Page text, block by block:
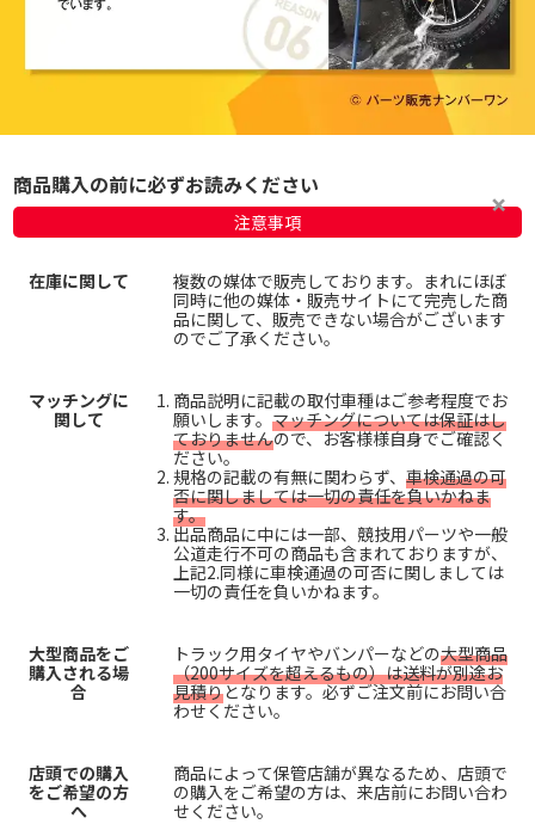
商品購入の前に必ずお読みください
注意事項
在庫に関して
複数の媒体で販売しております。まれにほぼ
同時に他の媒体・販売サイトにて完売した商
品に関して、販売できない場合がございます
のでご了承ください。
マッチングに
関して
商品説明に記載の取付車種はご参考程度でお
願いします。 マッチングについては保証はし
ておりませんので、お客様様自身でご確認く
ださい。
規格の記載の有無に関わらず、 車検通過の可
否に関しましては一切の責任を負いかねま
す。
出品商品に中には一部、競技用パーツや一般
公道走行不可の商品も含まれておりますが、
上記2.同様に車検通過の可否に関しましては
一切の責任を負いかねます。
大型商品をご
購入される場
合
トラック用タイヤやバンパーなどの大型商品
（200サイズを超えるもの）は送料が別途お
見積りとなります。必ずご注文前にお問い合
わせください。
店頭での購入
をご希望の方
へ
商品によって保管店舗が異なるため、店頭で
の購入をご希望の方は、来店前にお問い合わ
せください。